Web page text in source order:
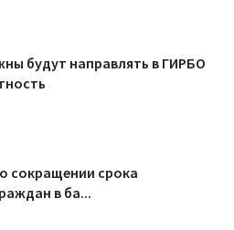
будут направлять в ГИРБО
сокращении срока
в ба...